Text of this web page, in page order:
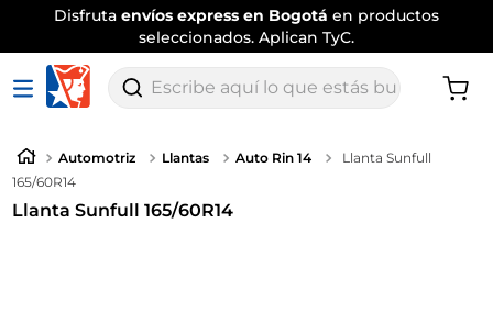
Disfruta envíos express en Bogotá en productos
seleccionados. Aplican TyC.
Escribe aquí lo que estás buscando
Automotriz Llantas Auto Rin 14
Llanta Sunfull
165/60R14
Llanta Sunfull 165/60R14